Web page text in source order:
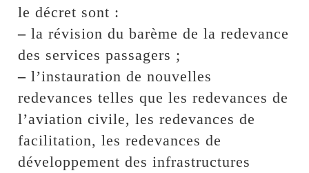
le décret sont :
– la révision du barème de la redevance
des services passagers ;
– l’instauration de nouvelles
redevances telles que les redevances de
l’aviation civile, les redevances de
facilitation, les redevances de
développement des infrastructures